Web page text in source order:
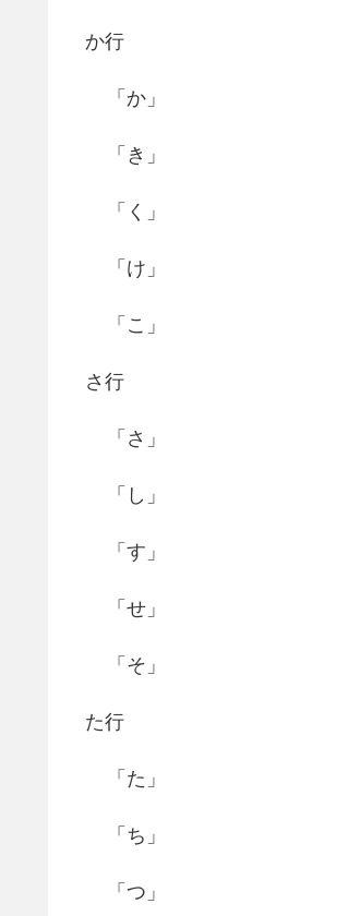
か行
「か」
「き」
「く」
「け」
「こ」
さ行
「さ」
「し」
「す」
「せ」
「そ」
た行
「た」
「ち」
「つ」